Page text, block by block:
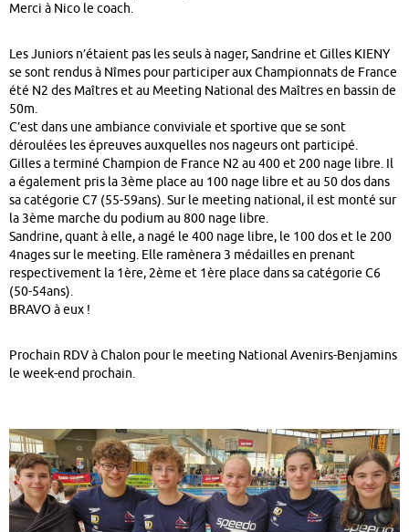
Merci à Nico le coach.
Les Juniors n’étaient pas les seuls à nager, Sandrine et Gilles KIENY
se sont rendus à Nîmes pour participer aux Championnats de France
été N2 des Maîtres et au Meeting National des Maîtres en bassin de
50m.
C’est dans une ambiance conviviale et sportive que se sont
déroulées les épreuves auxquelles nos nageurs ont participé.
Gilles a terminé Champion de France N2 au 400 et 200 nage libre. Il
a également pris la 3ème place au 100 nage libre et au 50 dos dans
sa catégorie C7 (55-59ans). Sur le meeting national, il est monté sur
la 3ème marche du podium au 800 nage libre.
Sandrine, quant à elle, a nagé le 400 nage libre, le 100 dos et le 200
4nages sur le meeting. Elle ramènera 3 médailles en prenant
respectivement la 1ère, 2ème et 1ère place dans sa catégorie C6
(50-54ans).
BRAVO à eux !
Prochain RDV à Chalon pour le meeting National Avenirs-Benjamins
le week-end prochain.